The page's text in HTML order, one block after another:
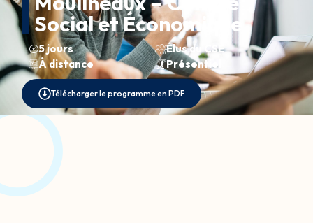
Social et Économique
5 jours
Élus du CSE
À distance
Présentiel
Télécharger le programme en PDF